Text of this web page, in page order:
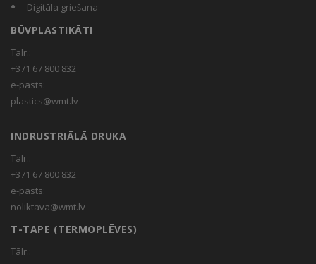
Digitāla griešana
BŪVPLASTIKĀTI
Talr.:
+371 67 800 832
e-pasts:
plastics@wmt.lv
INDRUSTRIĀLĀ DRUKA
Talr.:
+371 67 800 832
e-pasts:
noliktava@wmt.lv
T-TAPE (TERMOPLĒVES)
Tālr.: